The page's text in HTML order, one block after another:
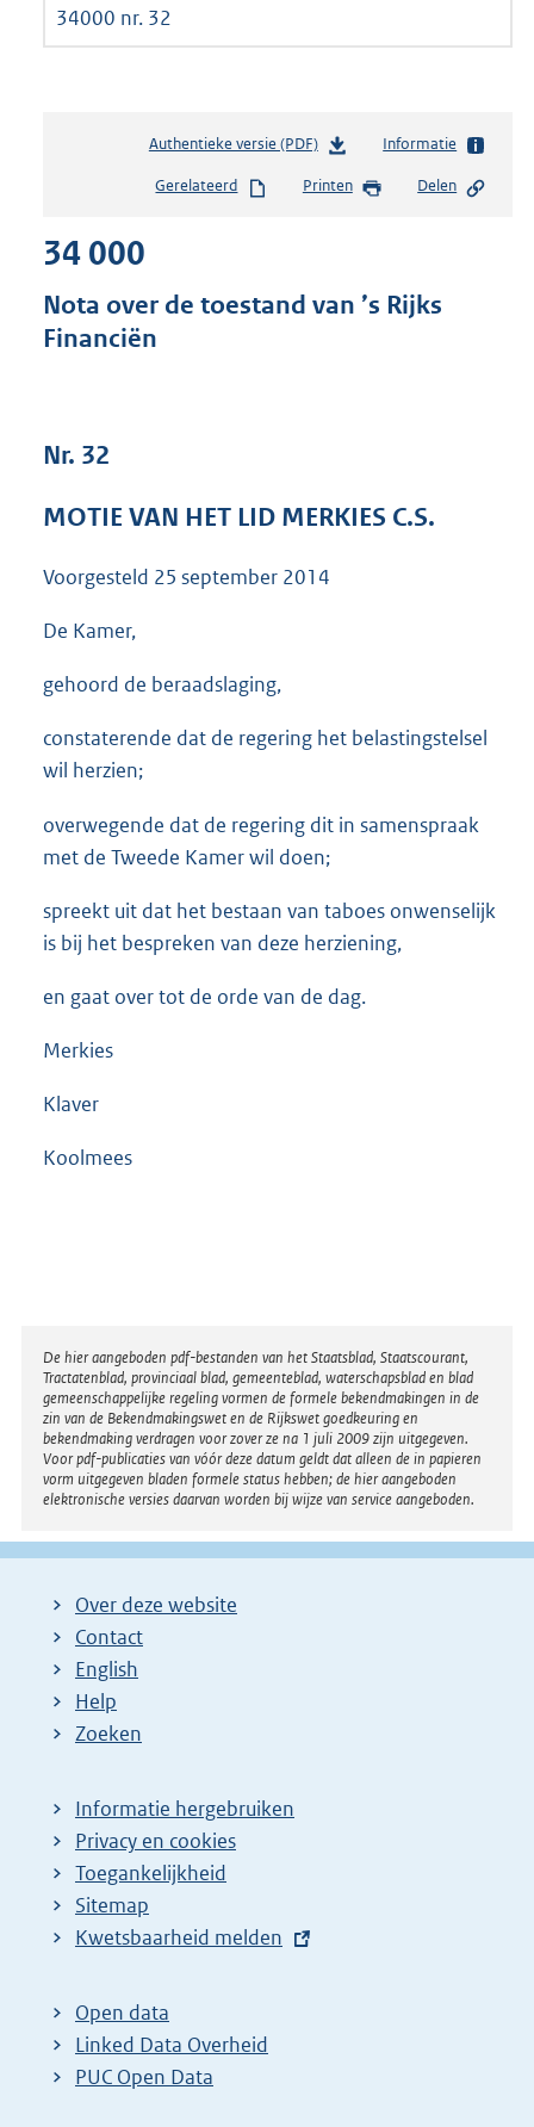
34000 nr. 32
Authentieke versie (PDF)b
s
s
5
Informatie
Gerelateerd Printen Delen
34 000
Nota over de toestand van ’s Rijks
Financiën
Nr. 32
MOTIE VAN HET LID MERKIES C.S.
Voorgesteld 25 september 2014
De Kamer,
gehoord de beraadslaging,
constaterende dat de regering het belastingstelsel
wil herzien;
overwegende dat de regering dit in samenspraak
met de Tweede Kamer wil doen;
spreekt uit dat het bestaan van taboes onwenselijk
is bij het bespreken van deze herziening,
en gaat over tot de orde van de dag.
Merkies
Klaver
Koolmees
Disclaimer
De hier aangeboden pdf-bestanden van het Staatsblad, Staatscourant,
Tractatenblad, provinciaal blad, gemeenteblad, waterschapsblad en blad
gemeenschappelijke regeling vormen de formele bekendmakingen in de
zin van de Bekendmakingswet en de Rijkswet goedkeuring en
bekendmaking verdragen voor zover ze na 1 juli 2009 zijn uitgegeven.
Voor pdf-publicaties van vóór deze datum geldt dat alleen de in papieren
vorm uitgegeven bladen formele status hebben; de hier aangeboden
elektronische versies daarvan worden bij wijze van service aangeboden.
Over deze website
Contact
English
Help
Zoeken
Informatie hergebruiken
Privacy en cookies
Toegankelijkheid
Sitemap
E
t
e
r
Kwetsbaarheid melden
Open data
Linked Data Overheid
PUC Open Data